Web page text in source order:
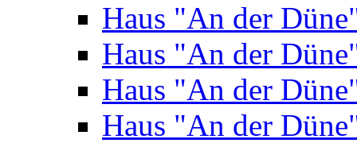
Haus "An der
Haus "An der
Haus "An der
Haus "An der